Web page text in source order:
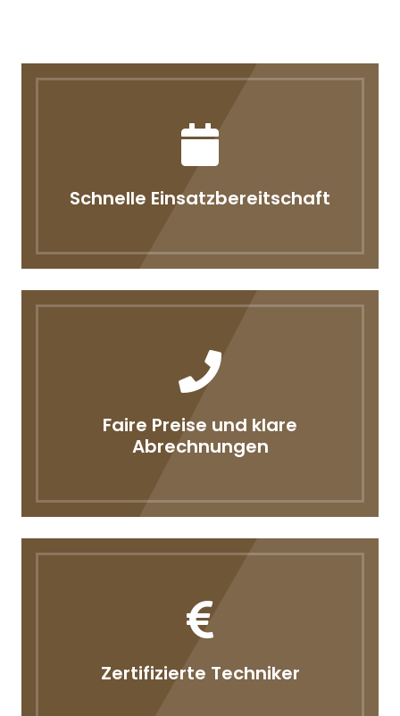
Schnelle Einsatzbereitschaft
Faire Preise und klare
Abrechnungen
Zertifizierte Techniker